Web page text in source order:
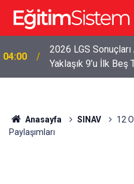
04:00
2026 LGS
Yaklaşık 9’u İlk
Anasayfa SINAV
12
Paylaşımları